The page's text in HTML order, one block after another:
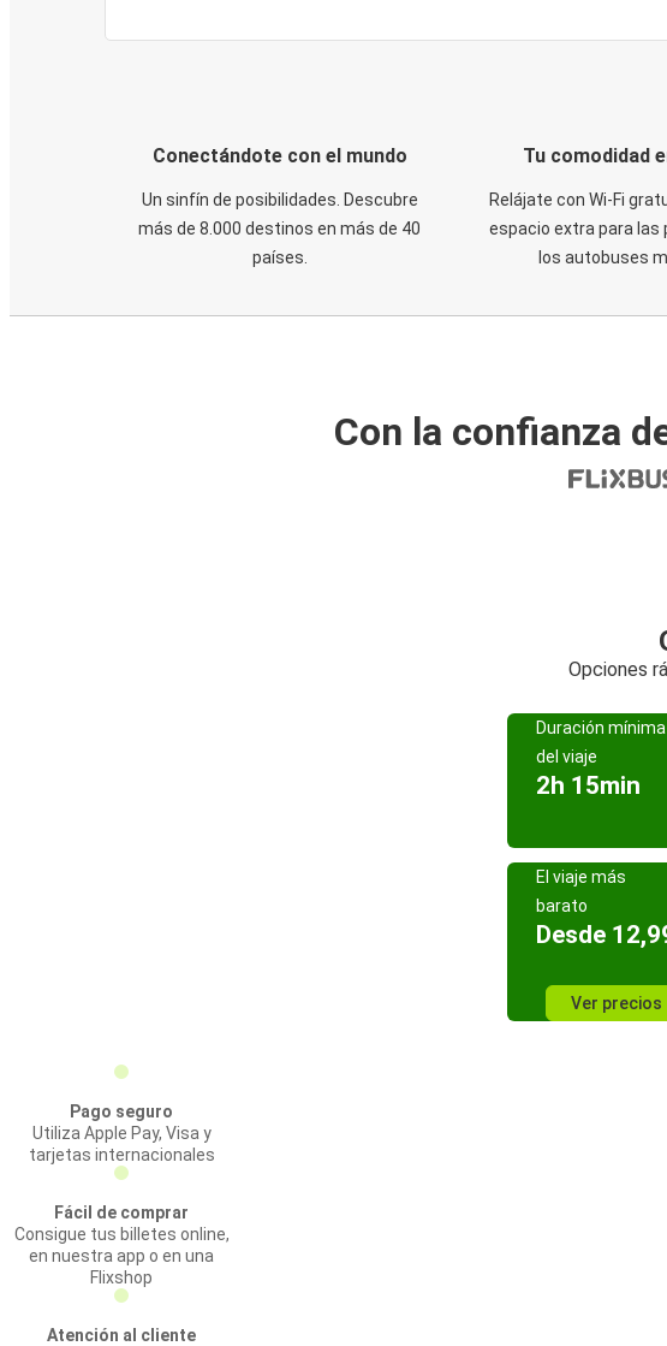
Conectándote con el mundo
Un sinfín de posibilidades. Descubre
más de 8.000 destinos en más de 40
países.
Tu comodidad
Relájate con Wi-Fi
espacio extra para las
los autobuses
Con la confianza
Opciones
Duración mínima
del viaje
2h 15min
El viaje más
barato
Desde
Ver precios
Pago seguro
Utiliza Apple Pay, Visa y
tarjetas internacionales
Fácil de comprar
Consigue tus billetes online,
en nuestra app o en una
Flixshop
Atención al cliente